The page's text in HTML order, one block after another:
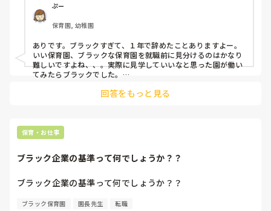
ぷー
保育園, 幼稚園
ありです。ブラックすぎて、１年で辞めたことありますよー。
いい保育園、ブラックな保育園を就職前に見分けるのはかなり
難しいですよね、、。実際に見学していいなと思った園が働い
てみたらブラックでした。
絶対保証まではいかないけど、自分の中でずっと求人が出てい
回答をもっと見る
保育・お仕事
ブラック企業の基準って何でしょうか？？
ブラック企業の基準って何でしょうか？？
ブラック保育園 園長先生 転職